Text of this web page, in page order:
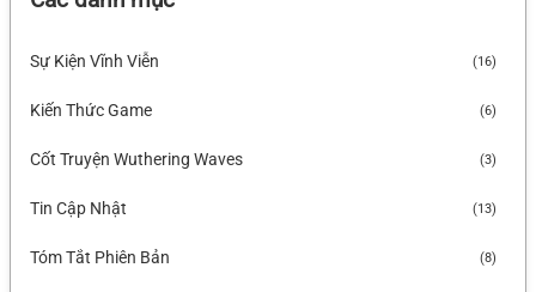
Tóm Tắt Nội Dung Phiên Bản Livestream 3.1 Wuthering Waves
Sự Kiện Vĩnh Viễn (16)
Kiến Thức Game (6)
Cốt Truyện Wuthering Waves (3)
Tin Cập Nhật (13)
Tóm Tắt Phiên Bản (8)